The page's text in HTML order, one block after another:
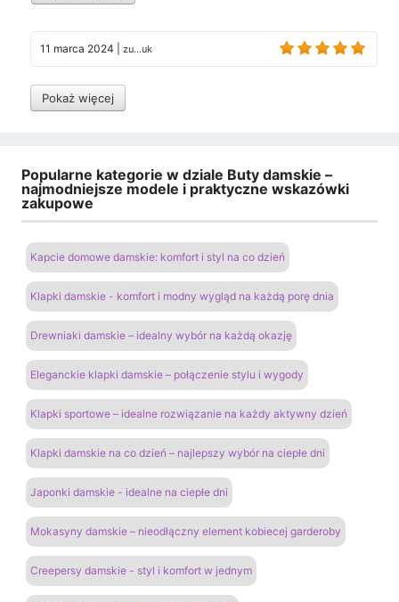
11 marca 2024 zu...uk
Pokaż więcej
Popularne kategorie w dziale Buty damskie –
najmodniejsze modele i praktyczne wskazówki
zakupowe
Kapcie domowe damskie: komfort i styl na co dzień
Klapki damskie - komfort i modny wygląd na każdą porę dnia
Drewniaki damskie – idealny wybór na każdą okazję
Eleganckie klapki damskie – połączenie stylu i wygody
Klapki sportowe – idealne rozwiązanie na każdy aktywny dzień
Klapki damskie na co dzień – najlepszy wybór na ciepłe dni
Japonki damskie - idealne na ciepłe dni
Mokasyny damskie – nieodłączny element kobiecej garderoby
Creepersy damskie - styl i komfort w jednym